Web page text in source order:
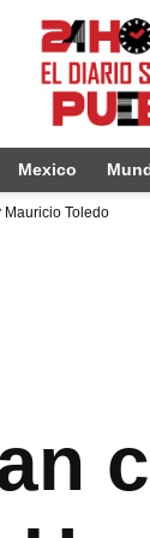
Mexico
Mauricio Toledo